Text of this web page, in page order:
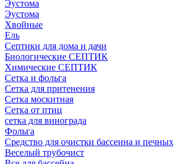
Эустома
Эустома
Хвойные
Ель
Септики для дома и дачи
Биологические СЕПТИК
Химические СЕПТИК
Сетка и фольга
Сетка для притенения
Сетка москитная
Сетка от птиц
сетка для винограда
Фольга
Средство для очистки бассеина и
Веселый трубочист